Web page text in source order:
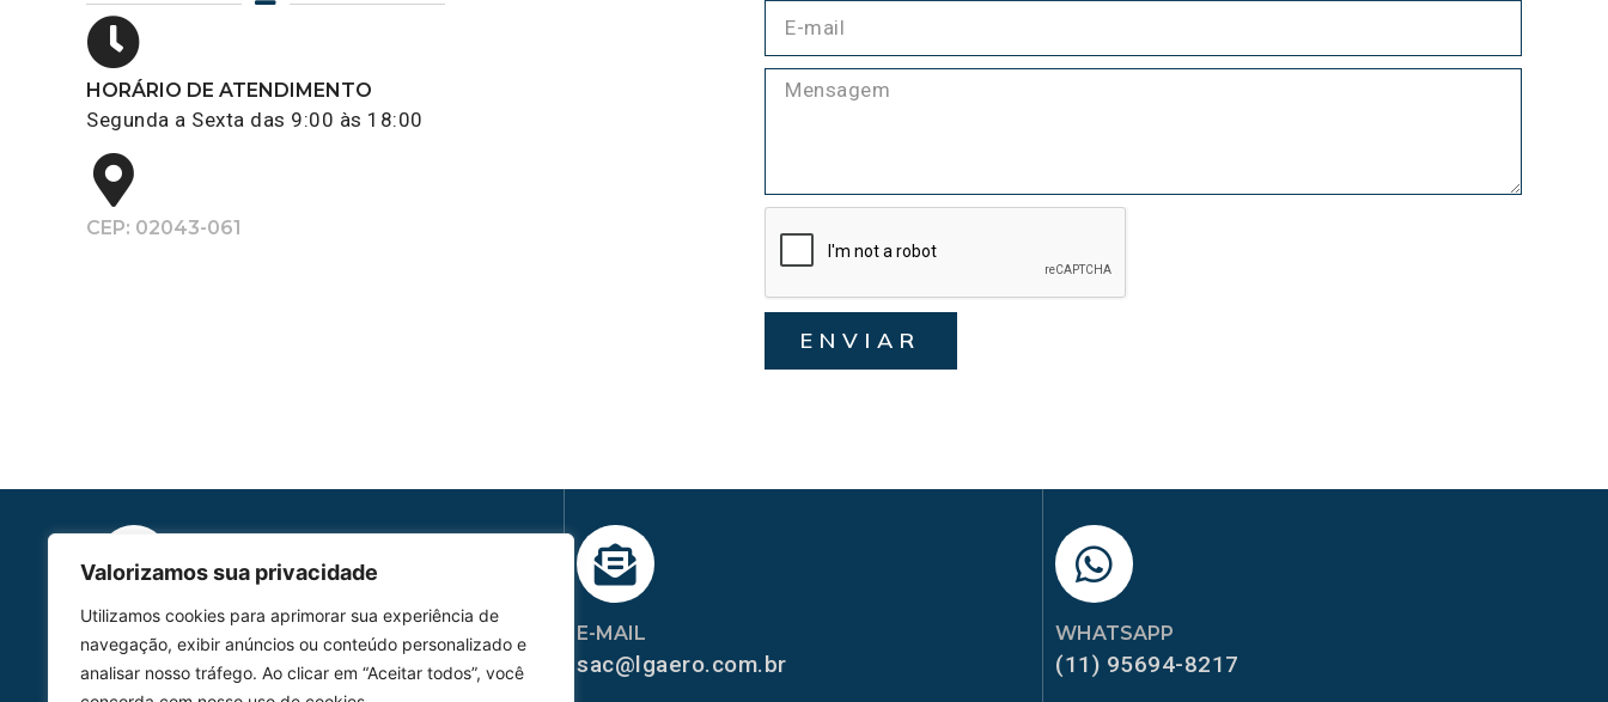
Valorizamos sua privacidade
Utilizamos cookies para aprimorar sua experiência de
navegação, exibir anúncios ou conteúdo personalizado e
analisar nosso tráfego. Ao clicar em “Aceitar todos”, você
HORÁRIO DE ATENDIMENTO
Segunda a Sexta das 9:00 às 18:00
CEP: 02043-061
ENVIAR
HOMOLGAÇÃO
COM 2109-02/ANAC
E-MAIL
sac@lgaero.com.br
WHATSAPP
(11) 95694-8217